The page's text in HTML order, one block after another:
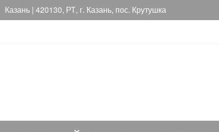
Казань | 420130, РТ, г. Казань, пос. Крутушка